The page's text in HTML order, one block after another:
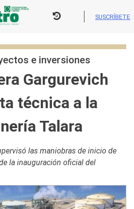
SUSCRÍBETE
e inversiones
Gargurevich
técnica a la
Talara
las maniobras de inicio de
la inauguración oficial del